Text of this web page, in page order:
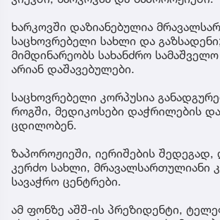
ხარკოვში დაზიანებულია
საცხოვრებელი სახლი და
მიმდინარეობს სახანძრო
არიან დაშავებულები.
საცხოვრებელი კორპუსია
როგში, მედიკოსები დაჭრილების
ცდილობენ.
ზაპოროჟიეში, იერიშების შედეგად,
კერძო სახლი, მრავალსართულიანი
სავაჭრო ცენტრები.
ამ ფონზე აშშ-ის პრეზიდენტი,